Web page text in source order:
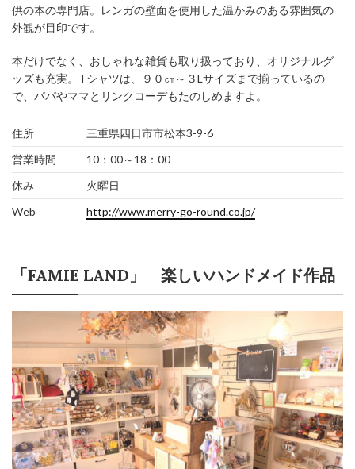
供の本の専門店。レンガの壁面を使用した温かみのある雰囲気の
外観が目印です。
本だけでなく、おしゃれな雑貨も取り扱っており、オリジナルグ
ッズも充実。Tシャツは、９０㎝～３Lサイズまで揃っているの
で、パパやママとリンクコーデもたのしめますよ。
住所
三重県四日市市松本3-9-6
営業時間
10：00～18：00
休み
火曜日
Web
http://www.merry-go-round.co.jp/
「FAMIE LAND」 楽しいハンドメイド作品